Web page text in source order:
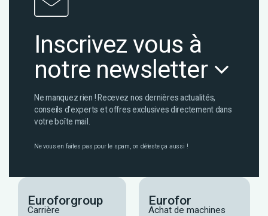
Inscrivez vous à
notre newsletter
Ne manquez rien ! Recevez nos dernières actualités,
conseils d’experts et offres exclusives directement dans
votre boîte mail.
Ne vous en faites pas pour le spam, on déteste ça aussi !
Euroforgroup
Carrière
Eurofor
Achat de machines